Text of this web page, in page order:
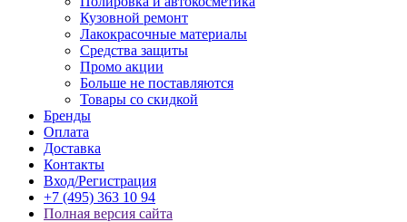
Кузовной ремонт
Лакокрасочные материалы
Средства защиты
Промо акции
Больше не поставляются
Товары со скидкой
Бренды
Оплата
Доставка
Контакты
Вход/Регистрация
+7 (495) 363 10 94
Полная версия сайта